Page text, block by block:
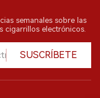
semanales sobre las
cigarrillos electrónicos.
SUSCRÍBETE